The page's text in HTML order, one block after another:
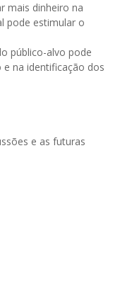
mais dinheiro na
pode estimular o
público-alvo pode
na identificação dos
e as futuras